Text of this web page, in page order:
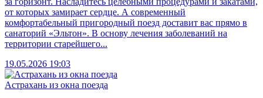
от которых замирает сердце. А современный
комфортабельный пригородный поезд доставит вас прямо в
санаторий «Эльтон». В основу лечения заболеваний на
территории старейшего...
19.05.2026 19:03
Астрахань из окна поезда